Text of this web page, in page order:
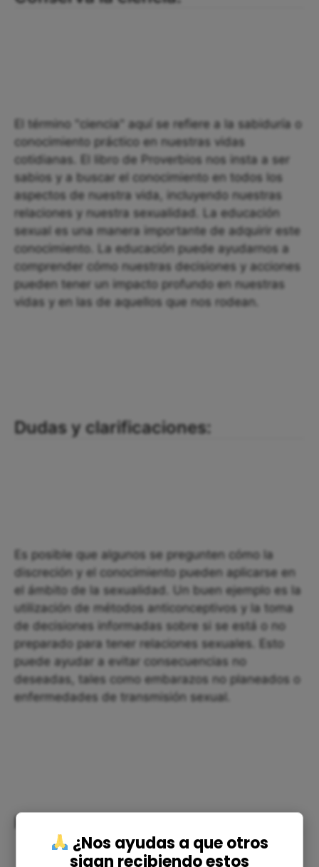
El término "ciencia" aquí se refiere a la sabiduría o
conocimiento práctico en nuestras vidas
cotidianas. El libro de Proverbios nos insta a ser
sabios y a buscar el conocimiento en todos los
aspectos de nuestra vida, incluyendo nuestras
relaciones y nuestra sexualidad. La educación
sexual es una manera importante de adquirir este
conocimiento. La educación puede ayudarnos a
comprender cómo nuestras decisiones y acciones
pueden tener un impacto profundo en nuestras
vidas y en las de aquellos que nos rodean.
Dudas y clarificaciones:
Es posible que algunos se pregunten cómo la
discreción y el conocimiento pueden aplicarse en
el ámbito de la sexualidad. Un buen ejemplo es la
utilización de métodos anticonceptivos y la toma
de decisiones informadas sobre si se está o no
preparado para tener relaciones sexuales. Esto
puede ayudar a evitar consecuencias no
deseadas, tales como embarazos no planeados o
enfermedades de transmisión sexual.
Reflexiones:
¿Nos ayudas a que otros
sigan recibiendo estos